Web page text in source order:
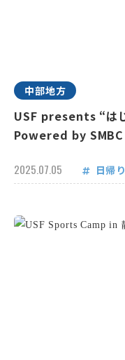
中部地方
USF presents “は
Powered by
2025.07.05 日帰り